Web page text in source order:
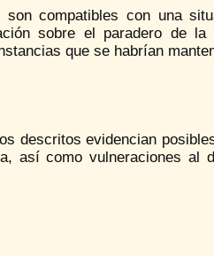
son compatibles con una
sobre el paradero de
que se habrían
descritos evidencian
así como vulneraciones